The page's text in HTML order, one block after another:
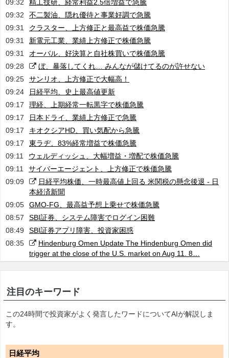
09:32
精工技研、経常利益2.5倍増益で急騰
09:32
不二製油、隠れ優待と事業好調で急騰
09:31
クラスター、上方修正と最高益で株価急騰
09:31
新電元工業、業績上方修正で株価急騰
09:31
オーバル、好決算と自社株買いで株価急騰
09:28
ぼ、暴落してくれ… みんなが儲けてるのが許せない
09:25
サンリオ、上方修正で大幅高！
09:24
日経平均、史上最高値更新
09:17
理経、上期経常一転黒字で株価急騰
09:17
日本ドライ、業績上方修正で急騰
09:17
キオクシアHD、買い気配から急騰
09:17
東ラヂ、83%経常増益で株価急騰
09:11
ウェルディッシュ、大幅増益・増配で株価急騰
09:11
サイバーエージェント、上方修正で株価急騰
09:09
日経平均株価、一時最高値上回る 米関税の懸念後退 - 日
本経済新聞
09:05
GMO-FG、最高益予想上乗せで株価急騰
08:57
SBI証券、システム障害でログイン困難
08:49
SBI証券アプリ障害、投資家困惑
08:35
Hindenburg Omen Update The Hindenburg Omen did
trigger at the close of the U.S. market on Aug 11. 8…
注目のキーワード
この24時間で投資家がよく発言したワードについてAIが解説しま
す。
日経平均